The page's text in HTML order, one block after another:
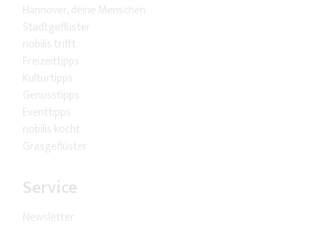
Hannover, deine Menschen
Stadtgeflüster
nobilis trifft
Freizeittipps
Kulturtipps
Genusstipps
Eventtipps
nobilis kocht
Grasgeflüster
Service
Newsletter